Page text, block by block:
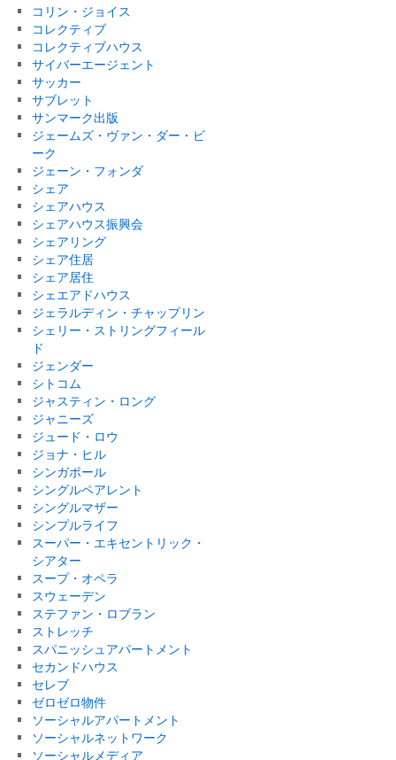
コリン・ジョイス
コレクティブ
コレクティブハウス
サイバーエージェント
サッカー
サブレット
サンマーク出版
ジェームズ・ヴァン・ダー・ビ
ーク
ジェーン・フォンダ
シェア
シェアハウス
シェアハウス振興会
シェアリング
シェア住居
シェア居住
シェエアドハウス
ジェラルディン・チャップリン
シェリー・ストリングフィール
ド
ジェンダー
シトコム
ジャスティン・ロング
ジャニーズ
ジュード・ロウ
ジョナ・ヒル
シンガポール
シングルペアレント
シングルマザー
シンプルライフ
スーパー・エキセントリック・
シアター
スープ・オペラ
スウェーデン
ステファン・ロブラン
ストレッチ
スパニッシュアパートメント
セカンドハウス
セレブ
ゼロゼロ物件
ソーシャルアパートメント
ソーシャルネットワーク
ソーシャルメディア